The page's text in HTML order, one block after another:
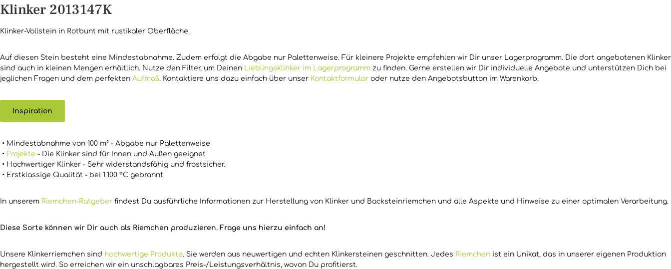
Klinker 2013147K
Klinker-Vollstein in Rotbunt mit rustikaler Oberfläche.
Auf diesen Stein besteht eine Mindestabnahme. Zudem erfolgt die Abgabe nur Palettenweise. Für kleinere Projekte empfehlen wir Dir unser Lagerprogramm. Die dort angebotenen Klinker
sind auch in kleinen Mengen erhältlich. Nutze den Filter, um Deinen Lieblingsklinker im Lagerprogramm zu finden. Gerne erstellen wir Dir individuelle Angebote und unterstützen Dich bei
jeglichen Fragen und dem perfekten Aufmaß. Kontaktiere uns dazu einfach über unser Kontaktformular oder nutze den Angebotsbutton im Warenkorb.
Inspiration
• Mindestabnahme von 100 m² - Abgabe nur Palettenweise
• Projekte - Die Klinker sind für Innen und Außen geeignet
• Hochwertiger Klinker - Sehr widerstandsfähig und frostsicher.
• Erstklassige Qualität - bei 1.100 °C gebrannt
In unserem Riemchen-Ratgeber findest Du ausführliche Informationen zur Herstellung von Klinker und Backsteinriemchen und alle Aspekte und Hinweise zu einer optimalen Verarbeitung.
Diese Sorte können wir Dir auch als Riemchen produzieren. Frage uns hierzu einfach an!
Unsere Klinkerriemchen sind hochwertige Produkte. Sie werden aus neuwertigen und echten Klinkersteinen geschnitten. Jedes Riemchen ist ein Unikat, das in unserer eigenen Produktion
hergestellt wird. So erreichen wir ein unschlagbares Preis-/Leistungsverhältnis, wovon Du profitierst.